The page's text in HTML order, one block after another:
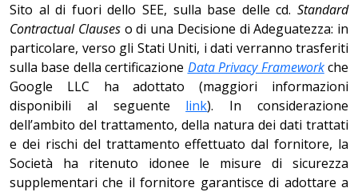
Sito al di fuori dello SEE, sulla base delle cd. Standard
Contractual Clauseso di una Decisione di Adeguatezza: in
particolare, verso gli Stati Uniti, i dati verranno trasferiti
sulla base della certificazione Data Privacy Frameworkche
Google LLC ha adottato (maggiori informazioni
disponibili al seguente link). In considerazione
dell’ambito del trattamento, della natura dei dati trattati
e dei rischi del trattamento effettuato dal fornitore, la
Società ha ritenuto idonee le misure di sicurezza
supplementari che il fornitore garantisce di adottare a